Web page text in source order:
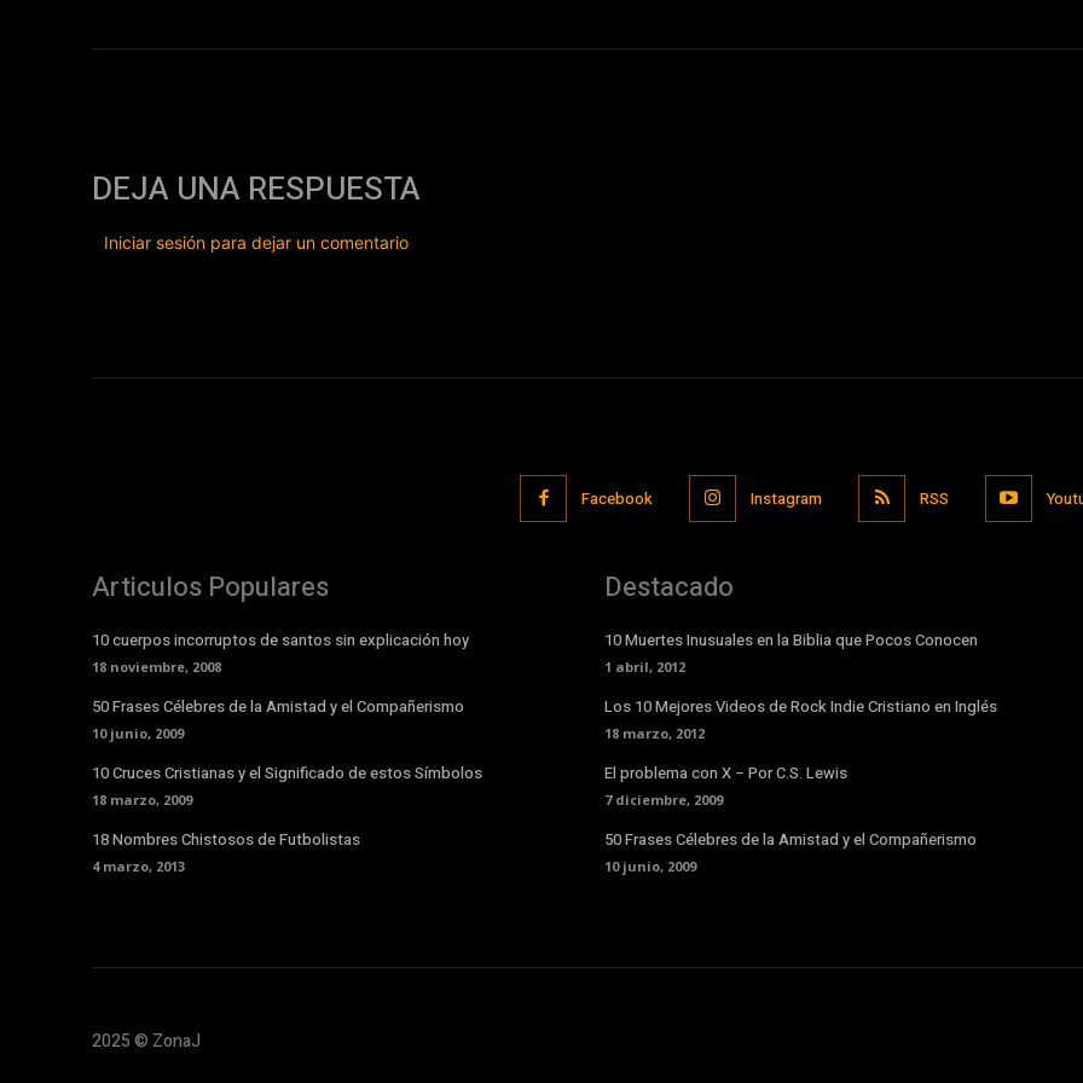
DEJA UNA RESPUESTA
Iniciar sesión para dejar un comentario
Facebook Instagram RSS
Articulos Populares
10 cuerpos incorruptos de santos sin explicación hoy
18 noviembre, 2008
50 Frases Célebres de la Amistad y el Compañerismo
10 junio, 2009
10 Cruces Cristianas y el Significado de estos Símbolos
18 marzo, 2009
18 Nombres Chistosos de Futbolistas
4 marzo, 2013
Destacado
10 Muertes Inusuales en la Biblia que Pocos Conocen
1 abril, 2012
Los 10 Mejores Videos de Rock Indie Cristiano en Inglés
18 marzo, 2012
El problema con X – Por C.S. Lewis
7 diciembre, 2009
50 Frases Célebres de la Amistad y el Compañerismo
10 junio, 2009
2025 © ZonaJ